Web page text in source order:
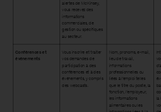
alertes de McKinsey,
vous recevez des
informations
commerciales, de
gestion ou spécifiques
au secteur.
Conférences et
événements
Vous inscrire et traiter
vos demandes de
participation à des
conférences et à des
événements, y compris
des webcasts.
Nom, pronoms, e-mail,
lieu de travail,
informations
professionnelles ou
liées à l’emploi telles
que le titre du poste, la
fonction, l’employeur,
les informations
alimentaires ou les
la